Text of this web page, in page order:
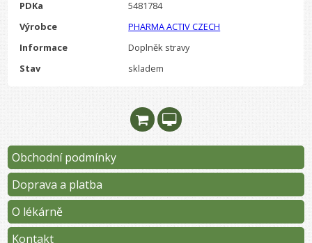
PDKa
5481784
Výrobce
PHARMA ACTIV CZECH
Informace
Doplněk stravy
Stav
skladem
Obchodní podmínky
Doprava a platba
O lékárně
Kontakt